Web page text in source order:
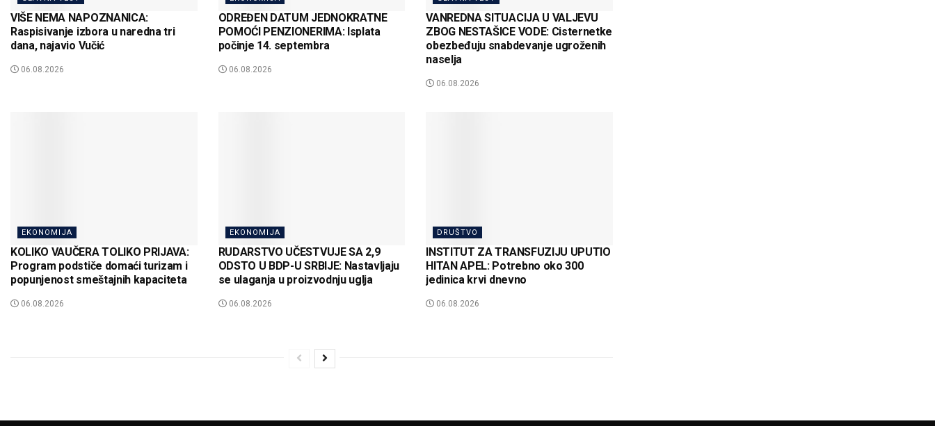
VIŠE NEMA NAPOZNANICA:
Raspisivanje izbora u naredna tri
dana, najavio Vučić
06.08.2026
ODREĐEN DATUM JEDNOKRATNE
POMOĆI PENZIONERIMA: Isplata
počinje 14. septembra
06.08.2026
VANREDNA SITUACIJA U VALJEVU
ZBOG NESTAŠICE VODE: Cisternetke
obezbeđuju snabdevanje ugroženih
naselja
06.08.2026
EKONOMIJA
KOLIKO VAUČERA TOLIKO PRIJAVA:
Program podstiče domaći turizam i
popunjenost smeštajnih kapaciteta
06.08.2026
EKONOMIJA
RUDARSTVO UČESTVUJE SA 2,9
ODSTO U BDP-U SRBIJE: Nastavljaju
se ulaganja u proizvodnju uglja
06.08.2026
DRUŠTVO
INSTITUT ZA TRANSFUZIJU UPUTIO
HITAN APEL: Potrebno oko 300
jedinica krvi dnevno
06.08.2026